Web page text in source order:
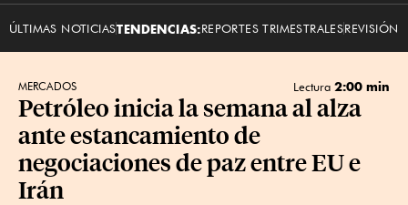
ÚLTIMAS NOTICIASTENDENCIAS:REPORTES TRIMESTRALESREVISIÓN
MERCADOS Lectura 2:00 min
Petróleo inicia la semana al alza
ante estancamiento de
negociaciones de paz entre EU e
Irán